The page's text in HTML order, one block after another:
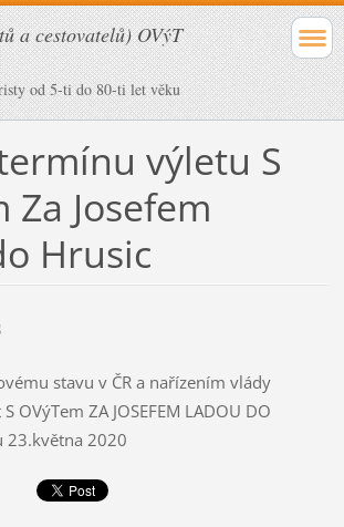
a cestovatelů) OVýT
od 5-ti do 80-ti let věku
výletu S
Za Josefem
Hrusic
stavu v ČR a nařízením vlády
OVýTem ZA JOSEFEM LADOU DO
23.května 2020